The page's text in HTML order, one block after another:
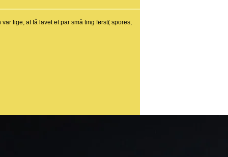
lige, at få lavet et par små ting først( spores,